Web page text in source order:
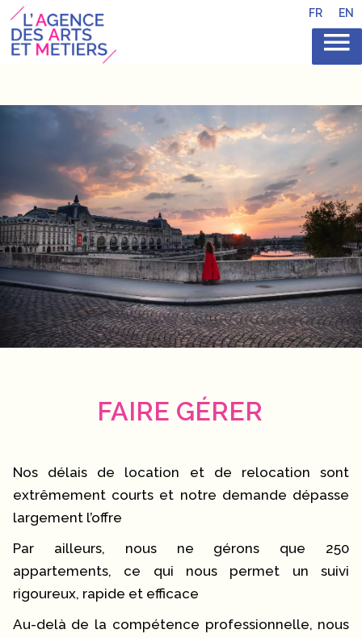
FR EN
FAIRE GÉRER
Nos délais de location et de relocation sont
extrêmement courts et notre demande dépasse
largement l’offre
Par ailleurs, nous ne gérons que 250
appartements, ce qui nous permet un suivi
rigoureux, rapide et efficace
Au-delà de la compétence professionnelle, nous